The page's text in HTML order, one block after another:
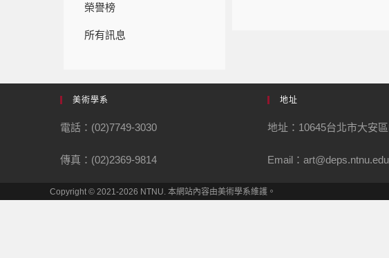
榮譽榜
所有訊息
美術學系
電話：(02)7749-3030
傳真：(02)2369-9814
地址
地址：10645台北市大安
Email：
Copyright © 2021-2026 NTNU. 本網站內容由美術學系維護。